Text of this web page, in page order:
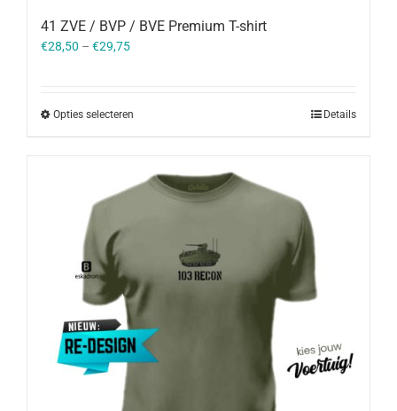
41 ZVE / BVP / BVE Premium T-shirt
€28,50 – €29,75
Opties selecteren Details